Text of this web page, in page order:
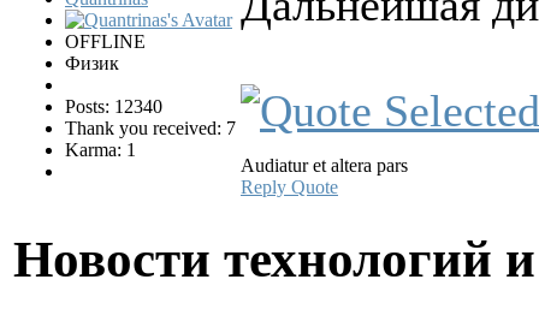
OFFLINE
Физик
Posts: 12340
Thank you received: 7
Karma: 1
Audiatur et altera pars
Reply Quote
Новости технологий